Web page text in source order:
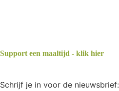
Support een maaltijd - klik hier
Schrijf je in voor de nieuwsbrief: